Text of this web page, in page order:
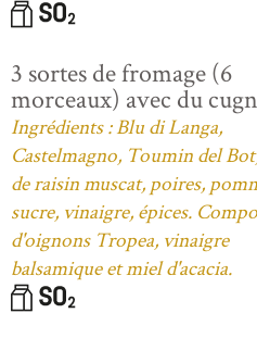
3 sortes de fromage (6
morceaux) avec du
Ingrédients : Blu di Langa,
Castelmagno, Toumin del
de raisin muscat, poires,
sucre, vinaigre, épices.
d'oignons Tropea, vinaigre
balsamique et miel d'acacia.